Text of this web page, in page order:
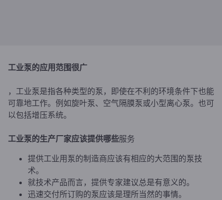
工业泵的应用范围很广
，工业泵是指各种类型的泵，即使在不利的环境条件下也能
可靠地工作。例如旋叶泵、空气隔膜泵或小型离心泵。也可
以包括增压系统。
工业泵的生产厂家应该提供哪些服务
提供工业用泵的制造商应该有相应的大范围的泵技
术。
就技术产品而言，提供专家建议总是有意义的。
迅速交付所订购的泵应该是理所当然的事情。